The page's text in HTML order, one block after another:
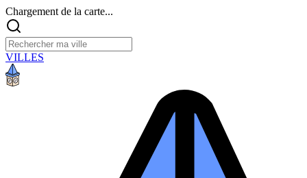
Chargement de la carte...
VILLES